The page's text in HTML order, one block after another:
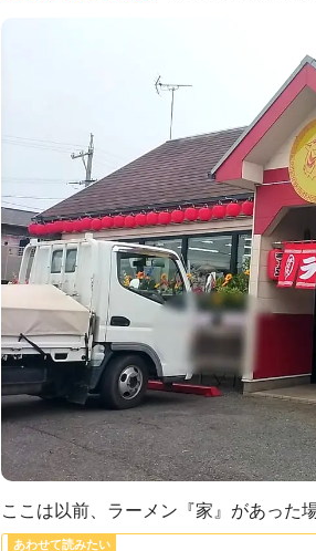
ここは以前、ラーメン『家』があった